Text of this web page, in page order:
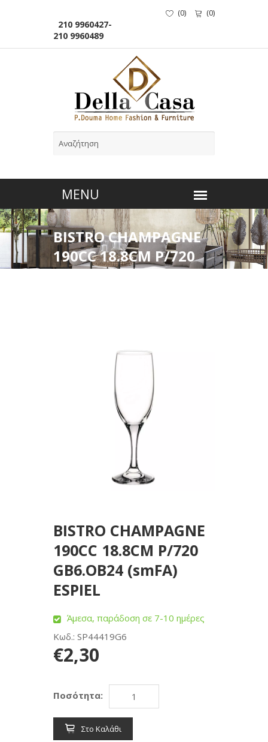
210 9960427-
210 9960489
(0) (0)
BISTRO CHAMPAGNE
190CC 18.8CM P/720
GB6.OB24 (smFA)
BISTRO CHAMPAGNE
190CC 18.8CM P/720
GB6.OB24 (smFA)
ESPIEL
Άμεσα, παράδοση σε 7-10 ημέρες
Κωδ.: SP44419G6
€2,30
Ποσότητα:
Στο Καλάθι